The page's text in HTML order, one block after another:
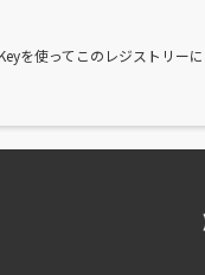
を使ってこのレジストリー